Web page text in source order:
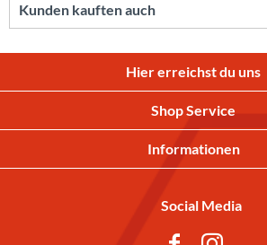
Kunden kauften auch
Hier erreichst du uns
Shop Service
Informationen
Social Media